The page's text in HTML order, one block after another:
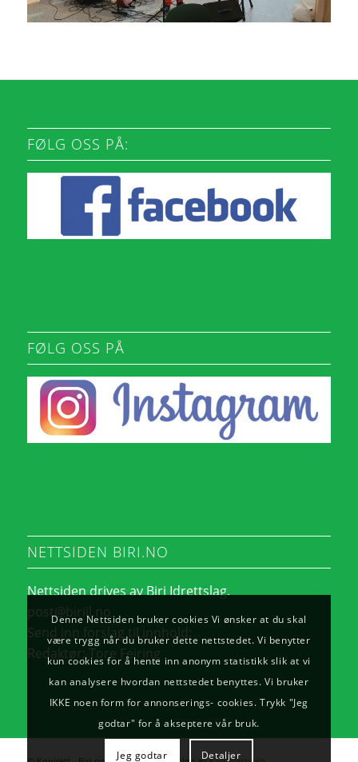
FØLG OSS PÅ:
FØLG OSS PÅ
NETTSIDEN BIRI.NO
Nettsiden drives av Biri Idrettslag.
post@biriil.no
Send inn forslag til innhold:
Redaktør:Tore Feiring
Denne Nettsiden bruker cookies Vi ønsker at du skal
være trygg når du bruker dette nettstedet. Vi benytter
kun cookies for å hente inn anonym statistikk slik at vi
kan analysere hvordan nettstedet benyttes. Vi bruker
IKKE noen form for annonserings- cookies. Trykk "Jeg
godtar" for å akseptere vår bruk.
Jeg godtar Detaljer